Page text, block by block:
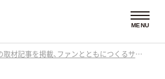
MENU
12社の取材記事を掲載、ファンとともにつくるサービスの価値を解説する書籍『ファーストフォロワーのつくりかた』翔泳社から3月発売